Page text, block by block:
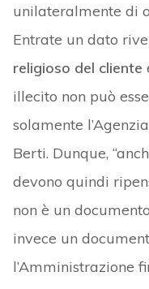
unilateralmente di
Entrate un dato
religioso del cliente
illecito non può
solamente
Berti. Dunque,
devono quindi
non è un
invece un
l’Amministrazione